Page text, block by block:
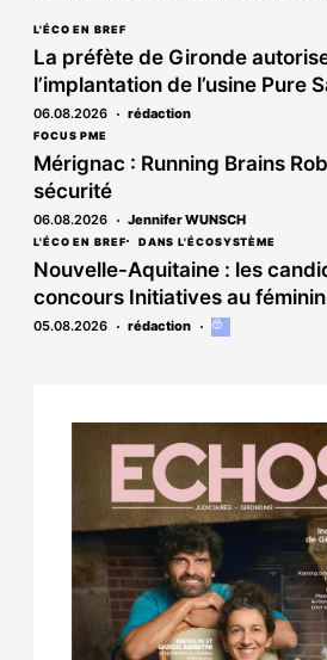
L'ÉCO EN BREF
La préfète de Gironde
l’implantation de l’usine Pure
06.08.2026 rédaction
FOCUS PME
Mérignac : Running Brains
sécurité
06.08.2026 Jennifer WUNSCH
L'ÉCO EN BREF DANS L'ÉCOSYSTÈME
Nouvelle-Aquitaine : les
concours Initiatives au
05.08.2026 rédaction
Cet
abonnés
Notre
dernier
magazine